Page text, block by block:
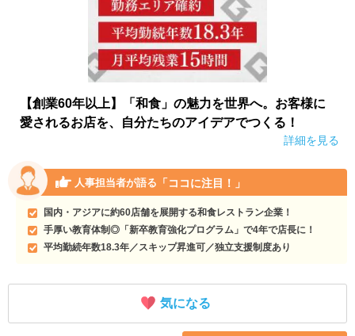
【創業60年以上】「和食」の魅力を世界へ。お客様に
愛されるお店を、自分たちのアイデアでつくる！
詳細を見る
人事担当者が語る 「ココに注目！」
国内・アジアに約60店舗を展開する和食レストラン企業！
手厚い教育体制◎「新卒教育強化プログラム」で4年で店長に！
平均勤続年数18.3年／スキップ昇進可／独立支援制度あり
気になる